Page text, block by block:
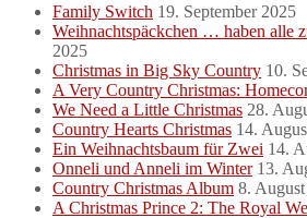
Family Switch 19. September 2025
Weihnachtspäckchen … haben alle
2025
Christmas in Big Sky Country 10.
A Very Country Christmas:
We Need a Little Christmas 28.
Country Hearts Christmas 14.
Ein Weihnachtsbaum für Zwei 14.
Onneli und Anneli im Winter 13.
Country Christmas Album 8.
A Christmas Prince 2: The Royal